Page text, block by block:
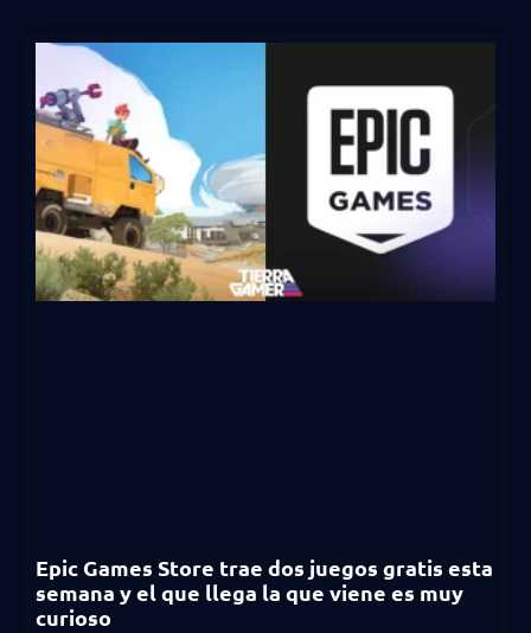
Epic Games Store trae dos juegos gratis esta
semana y el que llega la que viene es muy
curioso